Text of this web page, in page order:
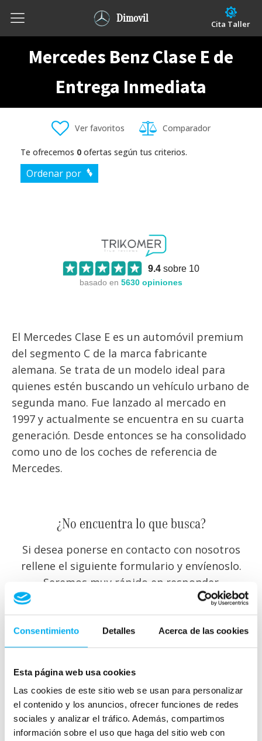
Consentimiento Detalles Acerca de las cookies
Esta página web usa cookies
Las cookies de este sitio web se usan para personalizar
el contenido y los anuncios, ofrecer funciones de redes
sociales y analizar el tráfico. Además, compartimos
información sobre el uso que haga del sitio web con
Dimovil Cita Taller
Mercedes Benz Clase E de
Entrega Inmediata
Ver favoritos Comparador
Te ofrecemos 0 ofertas según tus criterios.
Ordenar por
9.4sobre 10
basado en 5630 opiniones
El Mercedes Clase E es un automóvil premium
del segmento C de la marca fabricante
alemana. Se trata de un modelo ideal para
quienes estén buscando un vehículo urbano de
segunda mano. Fue lanzado al mercado en
1997 y actualmente se encuentra en su cuarta
generación. Desde entonces se ha consolidado
como uno de los coches de referencia de
Mercedes.
¿No encuentra lo que busca?
Si desea ponerse en contacto con nosotros
rellene el siguiente formulario y envíenoslo.
Seremos muy rápido en responder